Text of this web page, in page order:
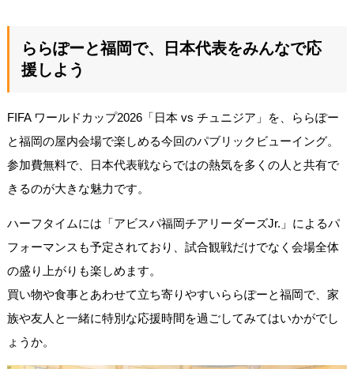
ららぽーと福岡で、日本代表をみんなで応
援しよう
FIFA ワールドカップ2026「日本 vs チュニジア」を、ららぽー
と福岡の屋内会場で楽しめる今回のパブリックビューイング。
参加費無料で、日本代表戦ならではの熱気を多くの人と共有で
きるのが大きな魅力です。
ハーフタイムには「アビスパ福岡チアリーダーズJr.」によるパ
フォーマンスも予定されており、試合観戦だけでなく会場全体
の盛り上がりも楽しめます。
買い物や食事とあわせて立ち寄りやすいららぽーと福岡で、家
族や友人と一緒に特別な応援時間を過ごしてみてはいかがでし
ょうか。